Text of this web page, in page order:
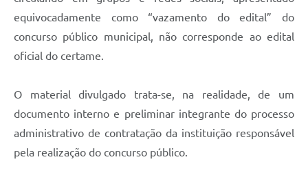
equivocadamente como “vazamento do edital” do
concurso público municipal, não corresponde ao edital
oficial do certame.
O material divulgado trata-se, na realidade, de um
documento interno e preliminar integrante do processo
administrativo de contratação da instituição responsável
pela realização do concurso público.